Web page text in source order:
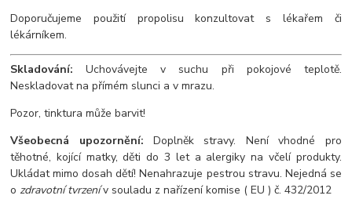
Doporučujeme použití propolisu konzultovat s lékařem či
lékárníkem.
Skladování:Uchovávejte v suchu při pokojové teplotě.
Neskladovat na přímém slunci a v mrazu.
Pozor, tinktura může barvit!
Všeobecná upozornění: Doplněk stravy. Není vhodné pro
těhotné, kojící matky, děti do 3 let a alergiky na včelí produkty.
Ukládat mimo dosah dětí! Nenahrazuje pestrou stravu. Nejedná se
o zdravotní tvrzenív souladu z nařízení komise ( EU ) č. 432/2012